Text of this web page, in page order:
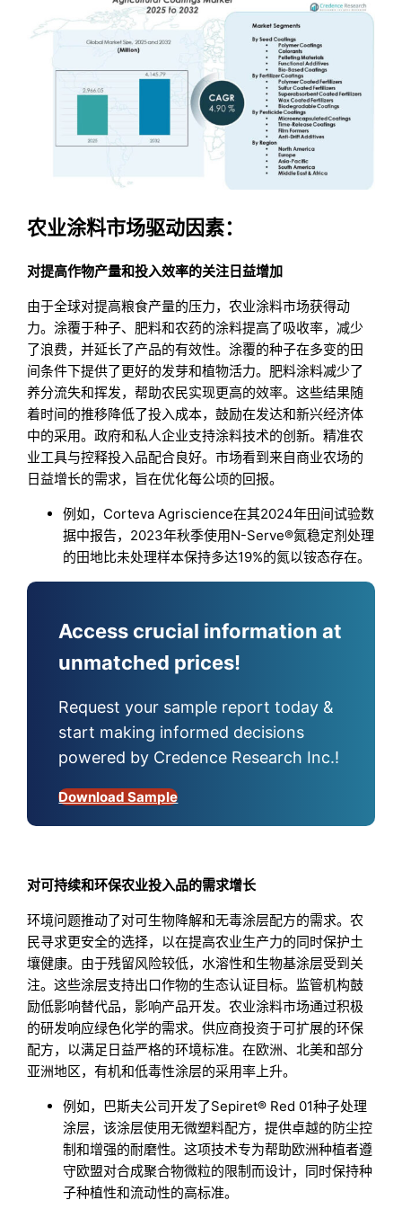
农业涂料市场驱动因素：
对提高作物产量和投入效率的关注日益增加
由于全球对提高粮食产量的压力，农业涂料市场获得动
力。涂覆于种子、肥料和农药的涂料提高了吸收率，减少
了浪费，并延长了产品的有效性。涂覆的种子在多变的田
间条件下提供了更好的发芽和植物活力。肥料涂料减少了
养分流失和挥发，帮助农民实现更高的效率。这些结果随
着时间的推移降低了投入成本，鼓励在发达和新兴经济体
中的采用。政府和私人企业支持涂料技术的创新。精准农
业工具与控释投入品配合良好。市场看到来自商业农场的
日益增长的需求，旨在优化每公顷的回报。
例如，Corteva Agriscience在其2024年田间试验数
据中报告，2023年秋季使用N-Serve®氮稳定剂处理
的田地比未处理样本保持多达19%的氮以铵态存在。
Access crucial information at
unmatched prices!
Request your sample report today &
start making informed decisions
powered by Credence Research Inc.!
Download Sample
对可持续和环保农业投入品的需求增长
环境问题推动了对可生物降解和无毒涂层配方的需求。农
民寻求更安全的选择，以在提高农业生产力的同时保护土
壤健康。由于残留风险较低，水溶性和生物基涂层受到关
注。这些涂层支持出口作物的生态认证目标。监管机构鼓
励低影响替代品，影响产品开发。农业涂料市场通过积极
的研发响应绿色化学的需求。供应商投资于可扩展的环保
配方，以满足日益严格的环境标准。在欧洲、北美和部分
亚洲地区，有机和低毒性涂层的采用率上升。
例如，巴斯夫公司开发了Sepiret® Red 01种子处理
涂层，该涂层使用无微塑料配方，提供卓越的防尘控
制和增强的耐磨性。这项技术专为帮助欧洲种植者遵
守欧盟对合成聚合物微粒的限制而设计，同时保持种
子种植性和流动性的高标准。